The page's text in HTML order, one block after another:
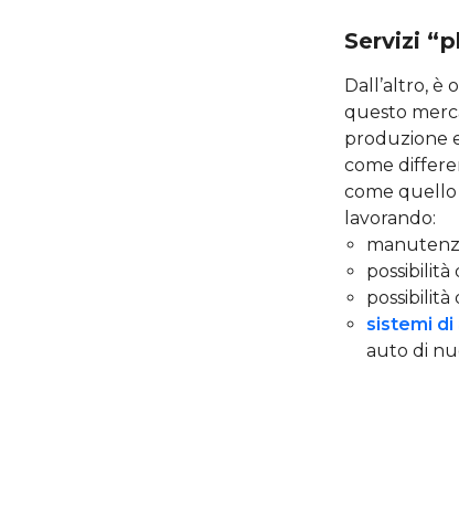
Servizi
Dall’altro, è
questo
produzione
come
come quello
lavorando:
sistemi di
auto di